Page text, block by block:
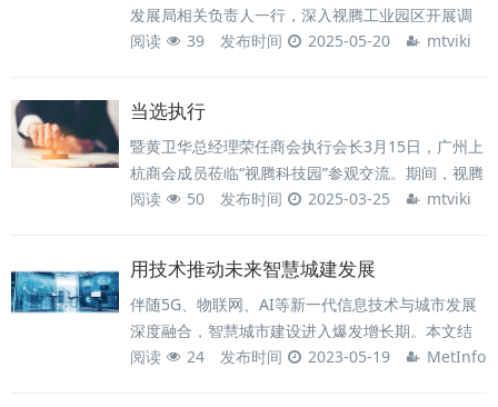
发展局相关负责人一行，深入视腾工业园区开展调
研考察，实地了解园区建设进展、企业生产经营及
“开局即冲刺”的姿态，加速推进产业升级与营商环境
优化，为全镇经济高质量发展注入新动能。考察组
一行实地走访了园区内多家企业，详细了解生产
线、产品研发及市场开拓情况。李盛武强调，
阅读 39 发布时间 2025-05-20 mtviki
当选执行
暨黄卫华总经理荣任商会执行会长3月15日，广州上
杭商会成员莅临“视腾科技园”参观交流。期间，视腾
科技总经理黄卫华正式当选为广州上杭商会执行会
商会代表团实地参观了视腾科技园的研发中心、生
产车间及数字化产品展厅。活动期间，视腾科技总
经理黄卫华正式当选为广州上杭商会正式“执行会
长”。这一任命不仅是商会对其个人领导力
阅读 50 发布时间 2025-03-25 mtviki
用技术推动未来智慧城建发展
伴随5G、物联网、AI等新一代信息技术与城市发展
深度融合，智慧城市建设进入爆发增长期。本文结
合全球与中国市场数据，分析技术如何驱动城市治
阅读 24 发布时间 2023-05-19 MetInfo